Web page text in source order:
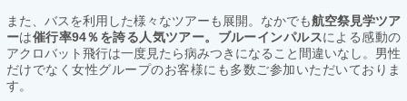
また、バスを利用した様々なツアーも展開。なかでも航空祭見学ツア
ーは催行率94％を誇る人気ツアー。ブルーインパルスによる感動の
アクロバット飛行は一度見たら病みつきになること間違いなし。男性
だけでなく女性グループのお客様にも多数ご参加いただいておりま
す。